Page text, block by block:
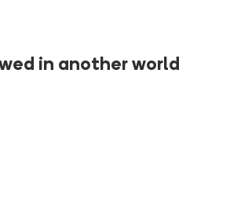
in another world